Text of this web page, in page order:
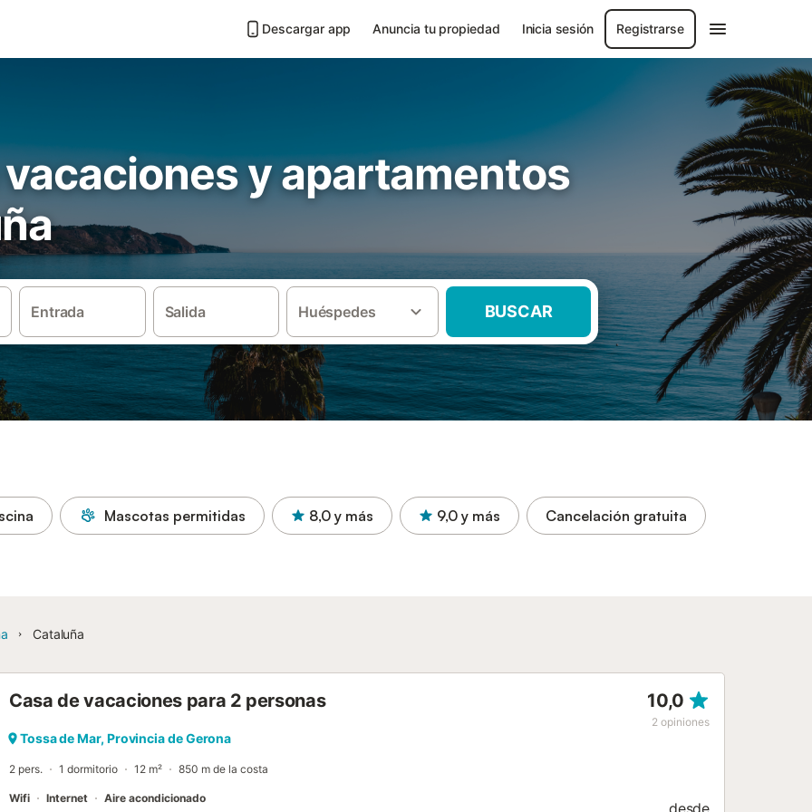
Descargar app Anuncia tu propiedad Inicia sesión Registrarse
y apartamentos
Entrada Salida Huéspedes BUSCAR
Mascotas permitidas 8,0 y más 9,0 y más Cancelación gratuita
Cataluña
Casa de vacaciones para 2 personas 10,0
2 opiniones
Tossa de Mar, Provincia de Gerona
2 pers. 1 dormitorio 12 m² 850 m de la costa
Wifi Internet Aire acondicionado
desde